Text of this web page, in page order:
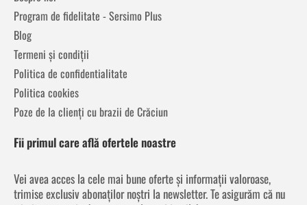
Program de fidelitate - Sersimo Plus
Blog
Termeni și condiții
Politica de confidentialitate
Politica cookies
Poze de la clienți cu brazii de Crăciun
Fii primul care află ofertele noastre
Vei avea acces la cele mai bune oferte și informații valoroase,
trimise exclusiv abonaților noștri la newsletter. Te asigurăm că nu